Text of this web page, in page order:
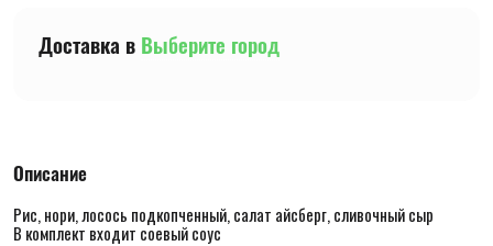
Доставка в Выберите город
Описание
Рис, нори, лосось подкопченный, салат айсберг, сливочный сыр
В комплект входит соевый соус